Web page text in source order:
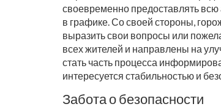
своевременно предоставлять
в графике. Со своей стороны,
выразить свои вопросы или
всех жителей и направлены на
стать часть процесса
интересуется стабильностью и
Забота о безопасности